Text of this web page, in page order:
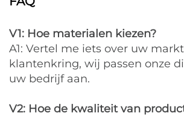
V1: Hoe materialen kiezen?
A1: Vertel me iets over uw
klantenkring, wij passen onze
uw bedrijf aan.
V2: Hoe de kwaliteit van